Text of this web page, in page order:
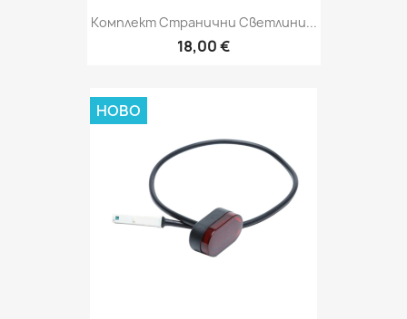
Комплект Странични Светлини...
18,00 €
НОВО